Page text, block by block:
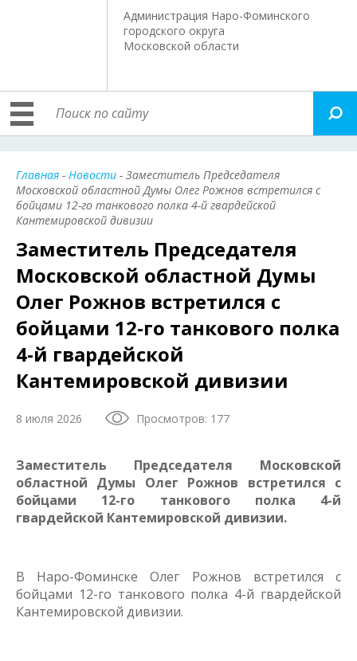
Администрация Наро-Фоминского
городского округа
Московской области
Главная - Новости - Заместитель Председателя
Московской областной Думы Олег Рожнов встретился с
бойцами 12-го танкового полка 4-й гвардейской
Кантемировской дивизии
Заместитель Председателя
Московской областной Думы
Олег Рожнов встретился с
бойцами 12-го танкового полка
4-й гвардейской
Кантемировской дивизии
8 июля 2026 Просмотров: 177
Заместитель Председателя Московской
областной Думы Олег Рожнов встретился с
бойцами 12-го танкового полка 4-й
гвардейской Кантемировской дивизии.
В Наро-Фоминске Олег Рожнов встретился с
бойцами 12-го танкового полка 4-й гвардейской
Кантемировской дивизии.